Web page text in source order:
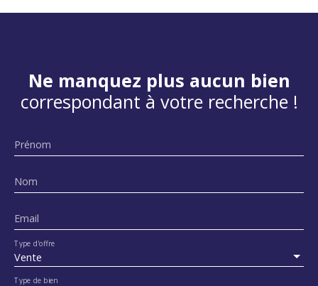
Ne manquez plus aucun bien
correspondant à votre recherche !
Prénom
Nom
Email
Vente
Type d'offre
Type de bien